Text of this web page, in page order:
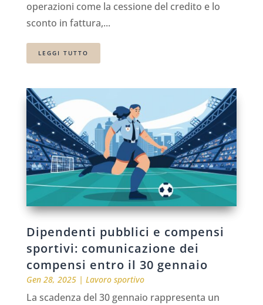
operazioni come la cessione del credito e lo
sconto in fattura,...
LEGGI TUTTO
Dipendenti pubblici e compensi
sportivi: comunicazione dei
compensi entro il 30 gennaio
Gen 28, 2025| Lavoro sportivo
La scadenza del 30 gennaio rappresenta un